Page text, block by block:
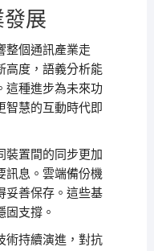
展
整個通訊產業走
高度，語義分析能
這種進步為未來功
智慧的互動時代即
裝置間的同步更加
訊息。雲端備份機
妥善保存。這些基
固支撐。
術持續演進，對抗